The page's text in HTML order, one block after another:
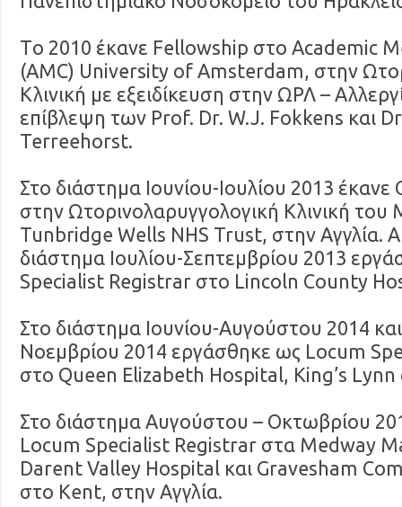
Tο 2010 έκανε Fellowship στο Academic
(AMC) University of Amsterdam, στην
Κλινική με εξειδίκευση στην ΩΡΛ –
επίβλεψη των Prof. Dr. W.J. Fokkens και
Terreehorst.
Στο διάστημα Ιουνίου-Ιουλίου 2013
στην Ωτορινολαρυγγολογική Κλινική
Tunbridge Wells NHS Trust, στην Αγγλία.
διάστημα Ιουλίου-Σεπτεμβρίου 2013
Specialist Registrar στο Lincoln County
Στο διάστημα Ιουνίου-Αυγούστου 2014
Νοεμβρίου 2014 εργάσθηκε ως Locum
στο Queen Elizabeth Hospital, King’s Lynn
Στο διάστημα Αυγούστου – Οκτωβρίου
Locum Specialist Registrar στα Medway
Darent Valley Hospital και Gravesham
στο Kent, στην Αγγλία.